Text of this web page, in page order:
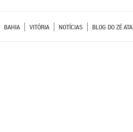
BAHIA VITÓRIA NOTÍCIAS BLOG DO ZÉ